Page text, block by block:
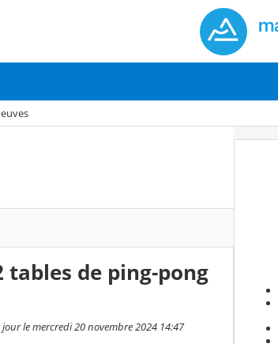
tables de ping-pong
le mercredi 20 novembre 2024 14:47